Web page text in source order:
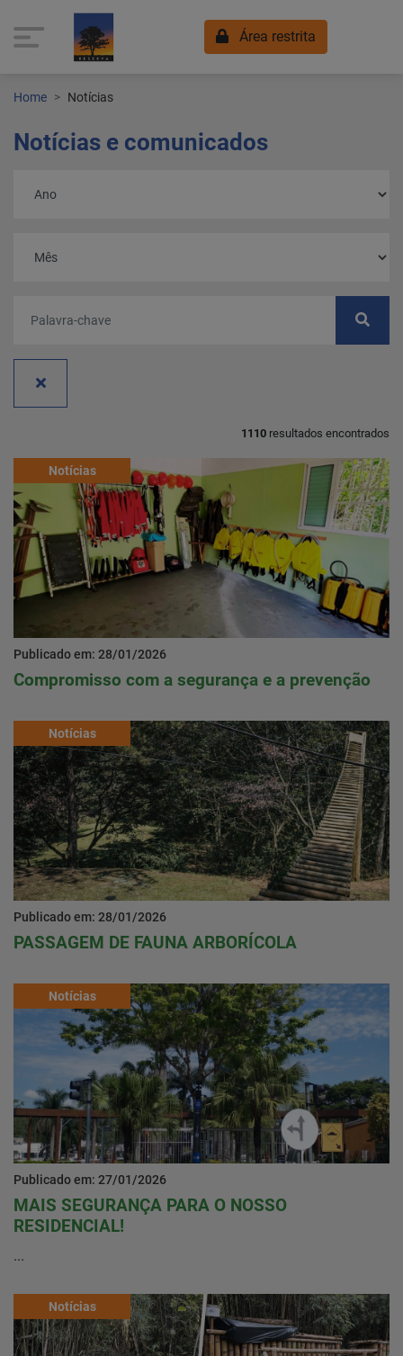
Área restrita
Notícias
Localização
Baixe o App
Área restrita
Home Notícias
Notícias e comunicados
1110 resultados encontrados
Notícias
Publicado em: 28/01/2026
Compromisso com a segurança e a prevenção
Notícias
Publicado em: 28/01/2026
PASSAGEM DE FAUNA ARBORÍCOLA
Notícias
Publicado em: 27/01/2026
MAIS SEGURANÇA PARA O NOSSO
RESIDENCIAL!
...
Notícias